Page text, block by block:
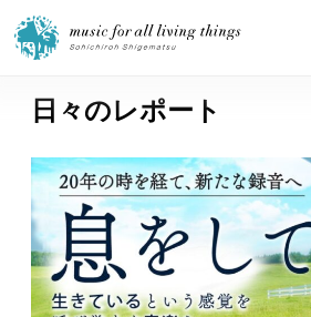
ホーム
ニュース
テーマ
ライブ・スケジュール
日々のレポート